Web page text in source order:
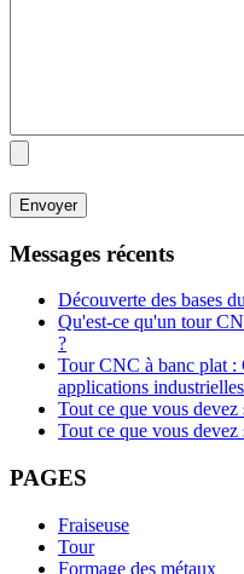
Messages récents
Découverte des bases
Qu'est-ce qu'un tour
?
Tour CNC à banc plat :
applications industrielles
Tout ce que vous
Tout ce que vous
PAGES
Fraiseuse
Tour
Formage des métaux